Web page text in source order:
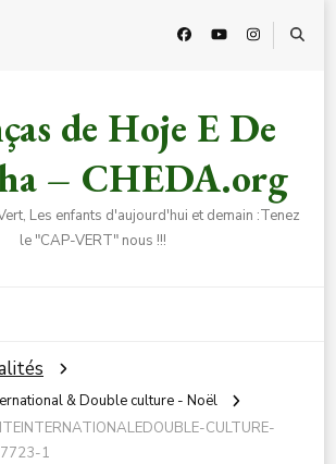
de Hoje E De
– CHEDA.org
Les enfants d'aujourd'hui et demain :Tenez
le "CAP-VERT" nous !!!
& Double culture - Noël
CULTURE-
1